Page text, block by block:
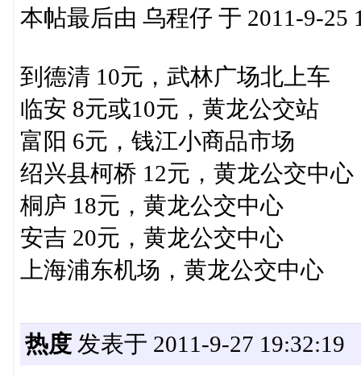
本帖最后由 乌程仔 于 2011-9-25
到德清 10元，武林广场北上车
临安 8元或10元，黄龙公交站
富阳 6元，钱江小商品市场
绍兴县柯桥 12元，黄龙公交中心
桐庐 18元，黄龙公交中心
安吉 20元，黄龙公交中心
上海浦东机场，黄龙公交中心
热度发表于 2011-9-27 19:32:19